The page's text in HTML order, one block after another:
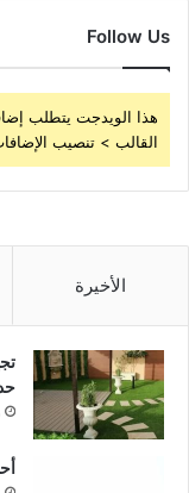
Follow Us
هذا الويدجت يتطلب
القالب > تنصيب
الأخيرة